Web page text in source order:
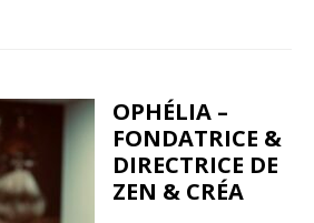
OPHÉLIA –
FONDATRICE &
DIRECTRICE DE
ZEN & CRÉA